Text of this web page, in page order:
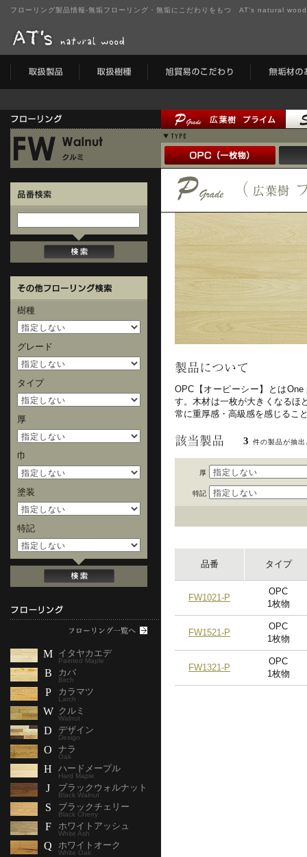
フローリング製品情報-無垢フローリング・無垢にこだわりをもつ AT's natural
OPC【オーピーシー】とは
す。木材は一枚が大きくなるほ
常に重厚感・高級感を感じるこ
3 件の製品が抽
厚
特記
品番 タイプ
FW1021-P
OPC
1枚物
FW1521-P
OPC
1枚物
FW1321-P
OPC
1枚物
樹種
グレード
タイプ
厚
巾
塗装
特記
M イタヤカエデ
Painted Maple
B カバ
Birch
P カラマツ
Larch
W クルミ
Walnut
D デザイン
Design
O ナラ
Oak
H ハードメープル
Hard Maple
J ブラックウォルナット
Black Walnut
S ブラックチェリー
Black Cherry
F ホワイトアッシュ
White Ash
Q ホワイトオーク
White Oak